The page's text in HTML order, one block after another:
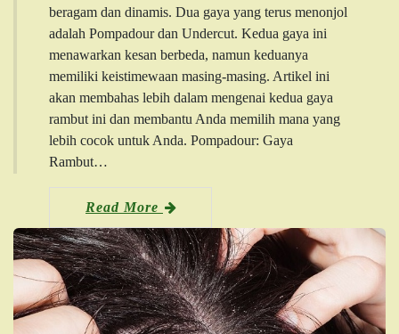
beragam dan dinamis. Dua gaya yang terus menonjol
adalah Pompadour dan Undercut. Kedua gaya ini
menawarkan kesan berbeda, namun keduanya
memiliki keistimewaan masing-masing. Artikel ini
akan membahas lebih dalam mengenai kedua gaya
rambut ini dan membantu Anda memilih mana yang
lebih cocok untuk Anda. Pompadour: Gaya
Rambut…
Read More